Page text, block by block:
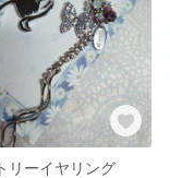
リーイヤリング